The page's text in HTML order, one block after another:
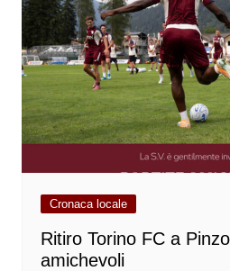
Cronaca locale
Ritiro Torino FC a
amichevoli